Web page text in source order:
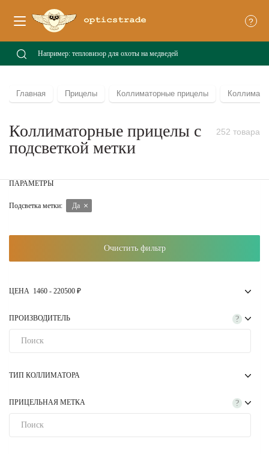
?
Главная Прицелы Коллиматорные прицелы
Коллиматорные прицелы с
подсветкой метки
252 товара
ПАРАМЕТРЫ
Подсветка метки: Да
Очистить фильтр
ЦЕНА 1460 - 220500 ₽
?
ПРОИЗВОДИТЕЛЬ
ТИП КОЛЛИМАТОРА
?
ПРИЦЕЛЬНАЯ МЕТКА